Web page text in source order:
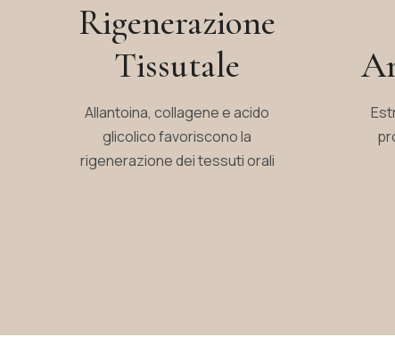
Rigenerazione
Tissutale
Allantoina, collagene e acido
glicolico favoriscono la
rigenerazione dei tessuti orali